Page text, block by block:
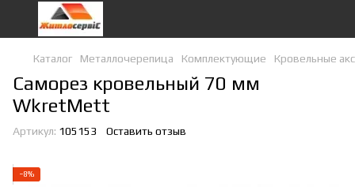
Каталог Металлочерепица Комплектующие Кровельные
Саморез кровельный 70 мм
WkretMett
Артикул: 105153 Оставить отзыв
−8%